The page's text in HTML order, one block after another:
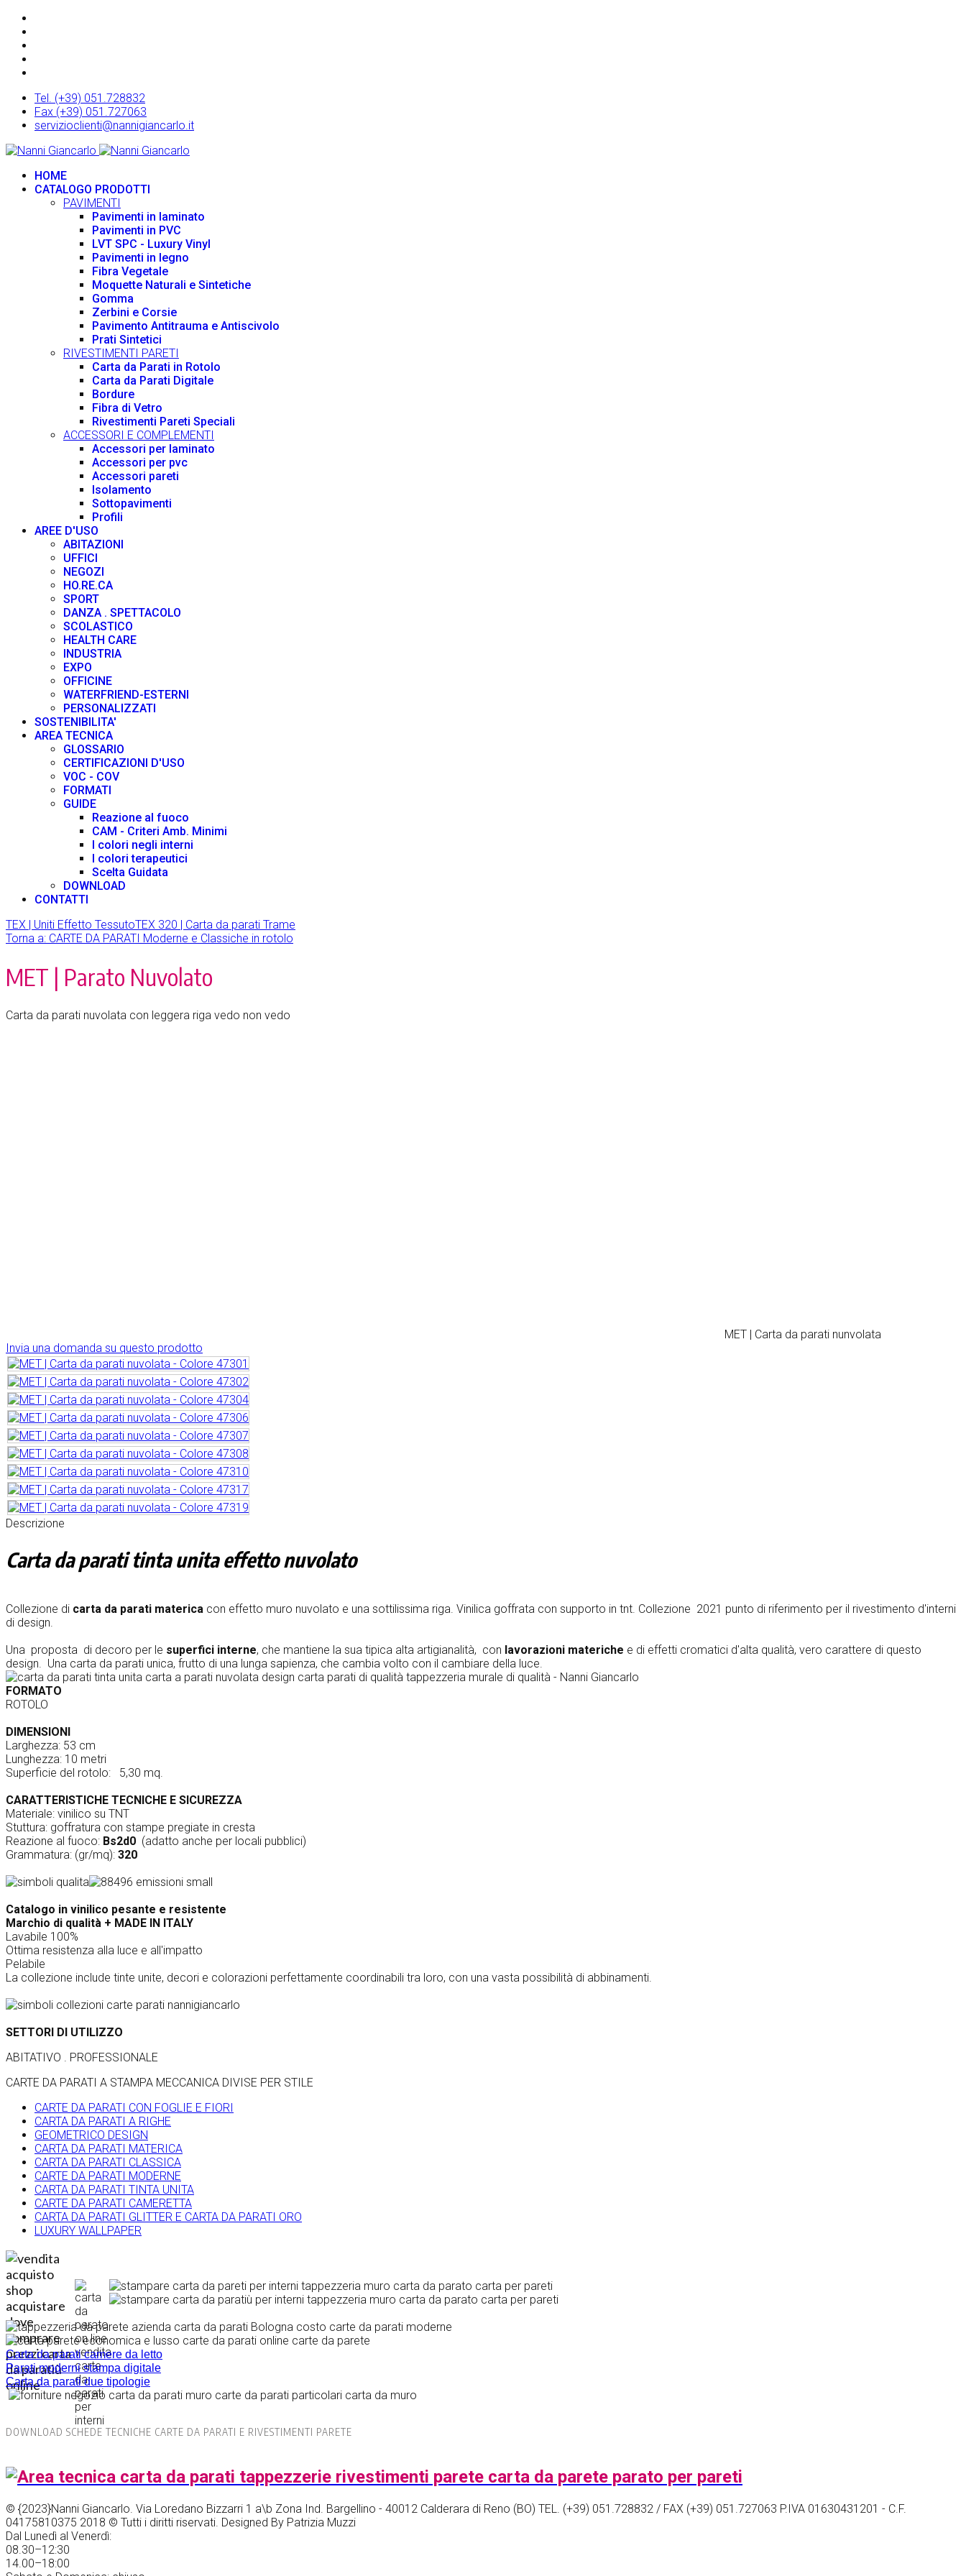
Tel. (+39) 051.728832
Fax (+39) 051.727063
servizioclienti@nannigiancarlo.it
HOME
CATALOGO PRODOTTI
PAVIMENTI
Pavimenti in laminato
Pavimenti in PVC
LVT SPC - Luxury Vinyl
Pavimenti in legno
Fibra Vegetale
Moquette Naturali e Sintetiche
Gomma
Zerbini e Corsie
Pavimento Antitrauma e Antiscivolo
Prati Sintetici
RIVESTIMENTI PARETI
Carta da Parati in Rotolo
Carta da Parati Digitale
Bordure
Fibra di Vetro
Rivestimenti Pareti Speciali
ACCESSORI E COMPLEMENTI
Accessori per laminato
Accessori per pvc
Accessori pareti
Isolamento
Sottopavimenti
Profili
AREE D'USO
ABITAZIONI
UFFICI
NEGOZI
HO.RE.CA
SPORT
DANZA . SPETTACOLO
SCOLASTICO
HEALTH CARE
INDUSTRIA
EXPO
OFFICINE
WATERFRIEND-ESTERNI
PERSONALIZZATI
SOSTENIBILITA'
AREA TECNICA
GLOSSARIO
CERTIFICAZIONI D'USO
VOC - COV
FORMATI
GUIDE
Reazione al fuoco
CAM - Criteri Amb. Minimi
I colori negli interni
I colori terapeutici
Scelta Guidata
DOWNLOAD
CONTATTI
TEX | Uniti Effetto TessutoTEX 320 | Carta da parati Trame
Torna a: CARTE DA PARATI Moderne e Classiche in rotolo
MET | Parato Nuvolato
Carta da parati nuvolata con leggera riga vedo non vedo
MET | Carta da parati nunvolata
Invia una domanda su questo prodotto
Descrizione
Carta da parati tinta unita effetto nuvolato
Collezione di carta da parati materica con effetto muro nuvolato e una sottilissima riga. Vinilica goffrata con supporto in tnt. Collezione 2021 punto di riferimento per il rivestimento d'interni
di design.
Una proposta di decoro per le superfici interne, che mantiene la sua tipica alta artigianalità, con lavorazioni materiche e di effetti cromatici d'alta qualità, vero carattere di questo
design. Una carta da parati unica, frutto di una lunga sapienza, che cambia volto con il cambiare della luce.
FORMATO
ROTOLO
DIMENSIONI
Larghezza: 53 cm
Lunghezza: 10 metri
Superficie del rotolo: 5,30 mq.
CARATTERISTICHE TECNICHE E SICUREZZA
Materiale: vinilico su TNT
Stuttura: goffratura con stampe pregiate in cresta
Reazione al fuoco: Bs2d0 (adatto anche per locali pubblici)
Grammatura: (gr/mq): 320
Catalogo in vinilico pesante e resistente
Marchio di qualità + MADE IN ITALY
Lavabile 100%
Ottima resistenza alla luce e all'impatto
Pelabile
La collezione include tinte unite, decori e colorazioni perfettamente coordinabili tra loro, con una vasta possibilità di abbinamenti.
SETTORI DI UTILIZZO
ABITATIVO . PROFESSIONALE
CARTE DA PARATI A STAMPA MECCANICA DIVISE PER STILE
CARTE DA PARATI CON FOGLIE E FIORI
CARTA DA PARATI A RIGHE
GEOMETRICO DESIGN
CARTA DA PARATI MATERICA
CARTA DA PARATI CLASSICA
CARTE DA PARATI MODERNE
CARTA DA PARATI TINTA UNITA
CARTE DA PARATI CAMERETTA
CARTA DA PARATI GLITTER E CARTA DA PARATI ORO
LUXURY WALLPAPER
Carta da parati camere da letto
Parati moderni stampa digitale
Carta da parati due tipologie
DOWNLOAD SCHEDE TECNICHE CARTE DA PARATI E RIVESTIMENTI PARETE
© {2023}Nanni Giancarlo. Via Loredano Bizzarri 1 a\b Zona Ind. Bargellino - 40012 Calderara di Reno (BO) TEL. (+39) 051.728832 / FAX (+39) 051.727063 P.IVA 01630431201 - C.F.
04175810375 2018 © Tutti i diritti riservati. Designed By Patrizia Muzzi
Dal Lunedì al Venerdì:
08.30–12:30
14.00–18:00